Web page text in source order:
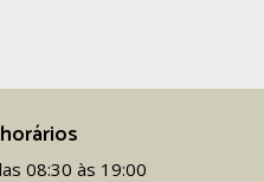
08:30 às 19:00